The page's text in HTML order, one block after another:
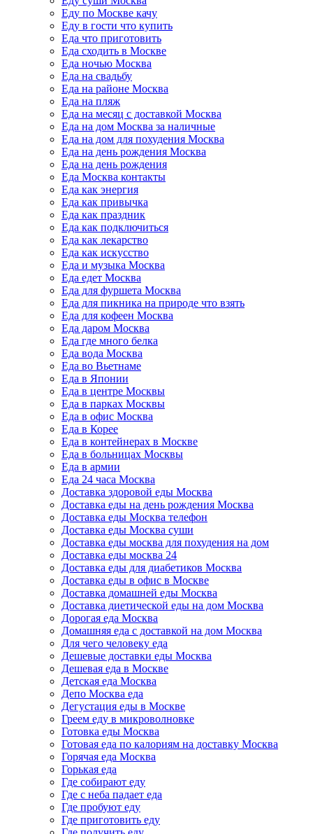
Еду по Москве качу
Еду в гости что купить
Еда что приготовить
Еда сходить в Москве
Еда ночью Москва
Еда на свадьбу
Еда на районе Москва
Еда на пляж
Еда на месяц с доставкой Москва
Еда на дом Москва за наличные
Еда на дом для похудения Москва
Еда на день рождения Москва
Еда на день рождения
Еда Москва контакты
Еда как энергия
Еда как привычка
Еда как праздник
Еда как подключиться
Еда как лекарство
Еда как искусство
Еда и музыка Москва
Еда едет Москва
Еда для фуршета Москва
Еда для пикника на природе что взять
Еда для кофеен Москва
Еда даром Москва
Еда где много белка
Еда вода Москва
Еда во Вьетнаме
Еда в Японии
Еда в центре Москвы
Еда в парках Москвы
Еда в офис Москва
Еда в Корее
Еда в контейнерах в Москве
Еда в больницах Москвы
Еда в армии
Еда 24 часа Москва
Доставка здоровой еды Москва
Доставка еды на день рождения Москва
Доставка еды Москва телефон
Доставка еды Москва суши
Доставка еды москва для похудения на дом
Доставка еды москва 24
Доставка еды для диабетиков Москва
Доставка еды в офис в Москве
Доставка домашней еды Москва
Доставка диетической еды на дом Москва
Дорогая еда Москва
Домашняя еда с доставкой на дом Москва
Для чего человеку еда
Дешевые доставки еды Москва
Дешевая еда в Москве
Детская еда Москва
Депо Москва еда
Дегустация еды в Москве
Греем еду в микроволновке
Готовка еды Москва
Готовая еда по калориям на доставку Москва
Горячая еда Москва
Горькая еда
Где собирают еду
Где с неба падает еда
Где пробуют еду
Где приготовить еду